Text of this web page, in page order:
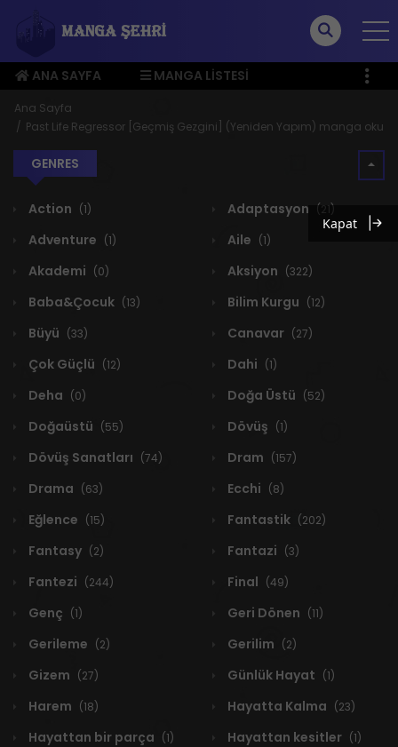
ANA SAYFA
MANGA LISTESI
ÜYE MENÜSÜ
Ana Sayfa
Past Life Regressor [Geçmiş Gezgini] (Yeniden Yapım) manga oku
GENRES
Action (1) Adaptasyon (21)
Adventure (1) Aile (1)
Akademi (0) Aksiyon (322)
Baba&Çocuk (13) Bilim Kurgu (12)
Büyü (33) Canavar (27)
Çok Güçlü (12) Dahi (1)
Deha (0) Doğa Üstü (52)
Doğaüstü (55) Dövüş (1)
Dövüş Sanatları (74) Dram (157)
Drama (63) Ecchi (8)
Eğlence (15) Fantastik (202)
Fantasy (2) Fantazi (3)
Fantezi (244) Final (49)
Genç (1) Geri Dönen (11)
Gerileme (2) Gerilim (2)
Gizem (27) Günlük Hayat (1)
Harem (18) Hayatta Kalma (23)
Hayattan bir parça (1) Hayattan kesitler (1)
Kapat